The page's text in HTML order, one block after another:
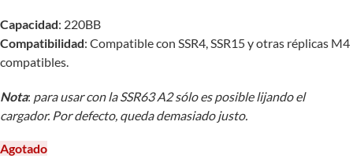
Capacidad: 220BB
Compatibilidad: Compatible con SSR4, SSR15 y otras réplicas M4
compatibles.
Nota: para usar con la SSR63 A2 sólo es posible lijando el
cargador. Por defecto, queda demasiado justo.
Agotado